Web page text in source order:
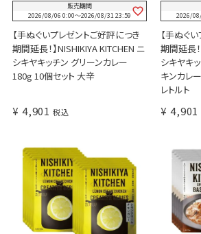
販売期間
2026/08/06 0:00〜2026/08/31 23:59
【手ぬぐいプレゼントご好評につき
期間延長！】NISHIKIYA KITCHEN ニ
シキヤキッチン グリーンカレー
180g 10個セット 大辛
¥ 4,901 税込
2026/
【手ぬぐ
期間延長
シキヤキ
キンカレ
レトルト
¥ 4,901